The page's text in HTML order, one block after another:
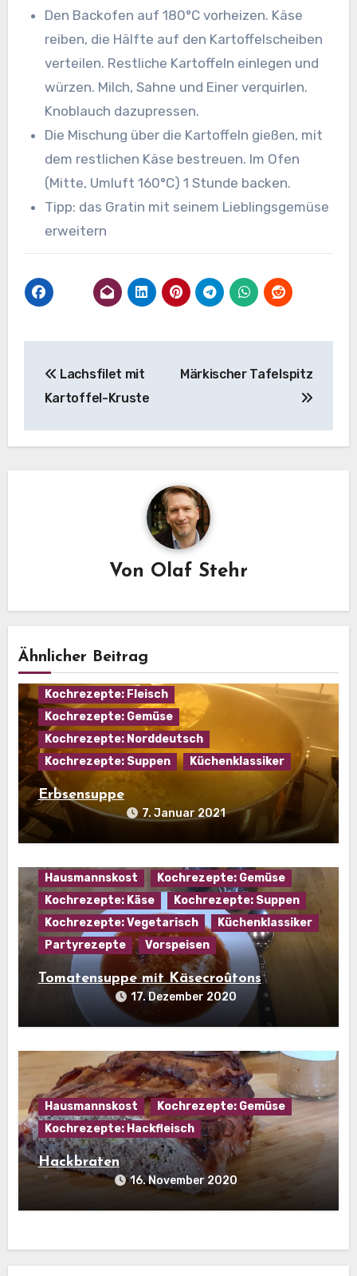
Den Backofen auf 180°C vorheizen. Käse
reiben, die Hälfte auf den Kartoffelscheiben
verteilen. Restliche Kartoffeln einlegen und
würzen. Milch, Sahne und Einer verquirlen.
Knoblauch dazupressen.
Die Mischung über die Kartoffeln gießen, mit
dem restlichen Käse bestreuen. Im Ofen
(Mitte, Umluft 160°C) 1 Stunde backen.
Tipp: das Gratin mit seinem Lieblingsgemüse
erweitern
Lachsfilet mit
Kartoffel-Kruste
Märkischer Tafelspitz
Von Olaf Stehr
Ähnlicher Beitrag
Eintopf
Hausmannskost
Kochrezepte: Fleisch
Kochrezepte: Gemüse
Kochrezepte: Norddeutsch
Kochrezepte: Suppen
Küchenklassiker
Erbsensuppe
7. Januar 2021
Hausmannskost
Kochrezepte: Gemüse
Kochrezepte: Käse
Kochrezepte: Suppen
Kochrezepte: Vegetarisch
Küchenklassiker
Partyrezepte
Vorspeisen
Tomatensuppe mit Käsecroûtons
17. Dezember 2020
Hausmannskost
Kochrezepte: Gemüse
Kochrezepte: Hackfleisch
Hackbraten
16. November 2020